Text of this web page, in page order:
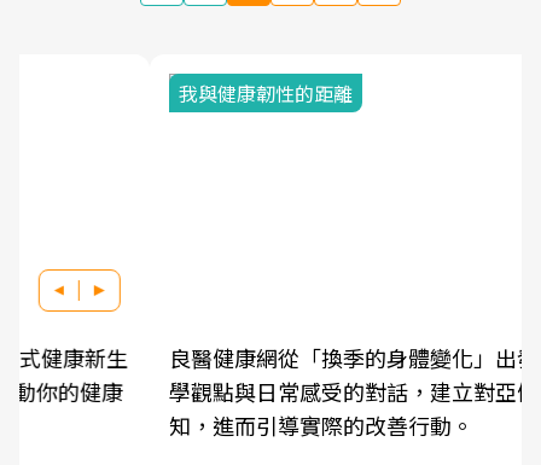
我與健康韌性的距離
良醫健康網從「換季的身體變化」出發，透過醫
學觀點與日常感受的對話，建立對亞健康的認
知，進而引導實際的改善行動。